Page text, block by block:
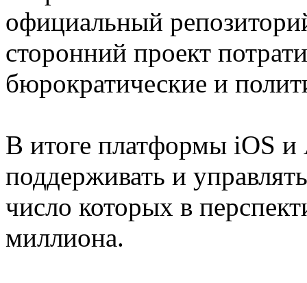
официальный
сторонний проект
бюрократические и
В итоге платформы iOS
поддерживать и
число которых в
миллиона.